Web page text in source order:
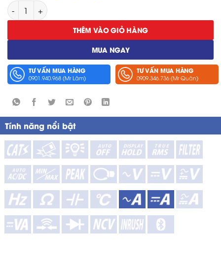
Đầu Đo Dòng Điện Dạng Kìm Hioki CT6845-05 số lượng
THÊM VÀO GIỎ HÀNG
MUA NGAY
TƯ VẤN MUA HÀNG
0901.940.968 (Mr Lâm)
TƯ VẤN MUA HÀNG
0909.346.736 (Mr Quân)
Tính năng nổi bật